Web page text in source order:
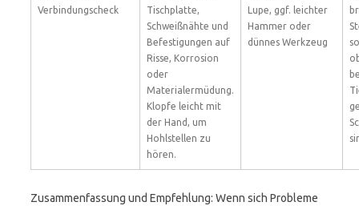
Verbindungscheck
Tischplatte,
Schweißnähte und
Befestigungen auf
Risse, Korrosion
oder
Materialermüdung.
Klopfe leicht mit
der Hand, um
Hohlstellen zu
hören.
Lupe, ggf. leichter
Hammer oder
dünnes Werkzeug
Zusammenfassung und Empfehlung: Wenn sich Probleme